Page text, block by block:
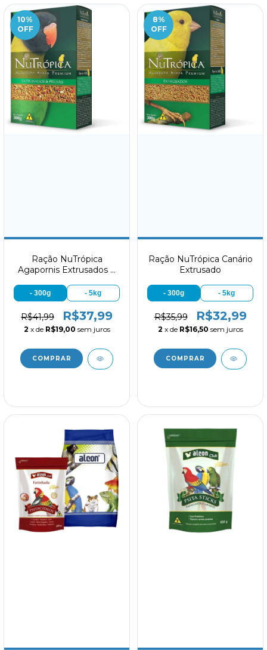
10%
OFF
Ração NuTrópica
Agapornis Extrusados e
- 300g - 5kg
R$41,99 R$37,99
2 x de R$19,00 sem juros
8%
OFF
Ração NuTrópica Canário
Extrusado
- 300g - 5kg
R$35,99 R$32,99
2 x de R$16,50 sem juros